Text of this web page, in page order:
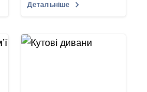
Детальніше